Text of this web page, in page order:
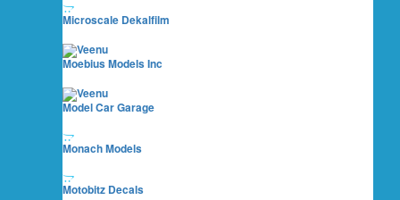
Microscale Dekalfilm
Moebius Models Inc
Model Car Garage
Monach Models
Motobitz Decals